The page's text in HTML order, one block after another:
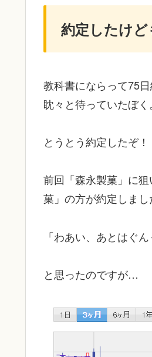
約定したけ
教科書にならって75
眈々と待っていたぼく。
とうとう約定したぞ！
前回「森永製菓」に
菓」の方が約定しまし
「わあい、あとはぐ
と思ったのですが…